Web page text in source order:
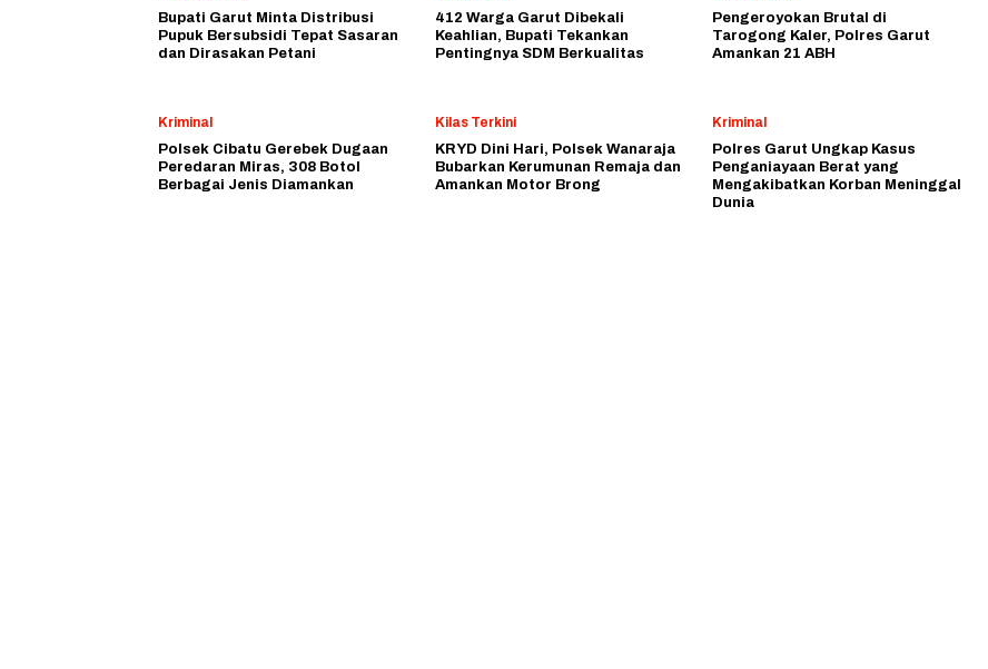
Bupati Garut Minta Distribusi
Pupuk Bersubsidi Tepat Sasaran
dan Dirasakan Petani
412 Warga Garut Dibekali
Keahlian, Bupati Tekankan
Pentingnya SDM Berkualitas
Pengeroyokan Brutal di
Tarogong Kaler, Polres Garut
Amankan 21 ABH
Kriminal
Polsek Cibatu Gerebek Dugaan
Peredaran Miras, 308 Botol
Berbagai Jenis Diamankan
Kilas Terkini
KRYD Dini Hari, Polsek Wanaraja
Bubarkan Kerumunan Remaja dan
Amankan Motor Brong
Kriminal
Polres Garut Ungkap Kasus
Penganiayaan Berat yang
Mengakibatkan Korban Meninggal
Dunia